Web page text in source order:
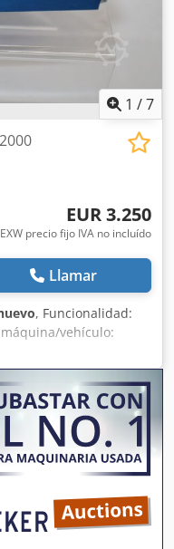
1 /7
EUR 3.250
EXW precio fijo IVA no incluído
Llamar
, Funcionalidad:
vehículo:
de perforación
y sus soportes
40 mm Freno
0,25 kW Longitud
5,5 bar de aire
pinzas (no incluidas)
incluye 2
Ag Toa y titular Otras
bajo pedido.